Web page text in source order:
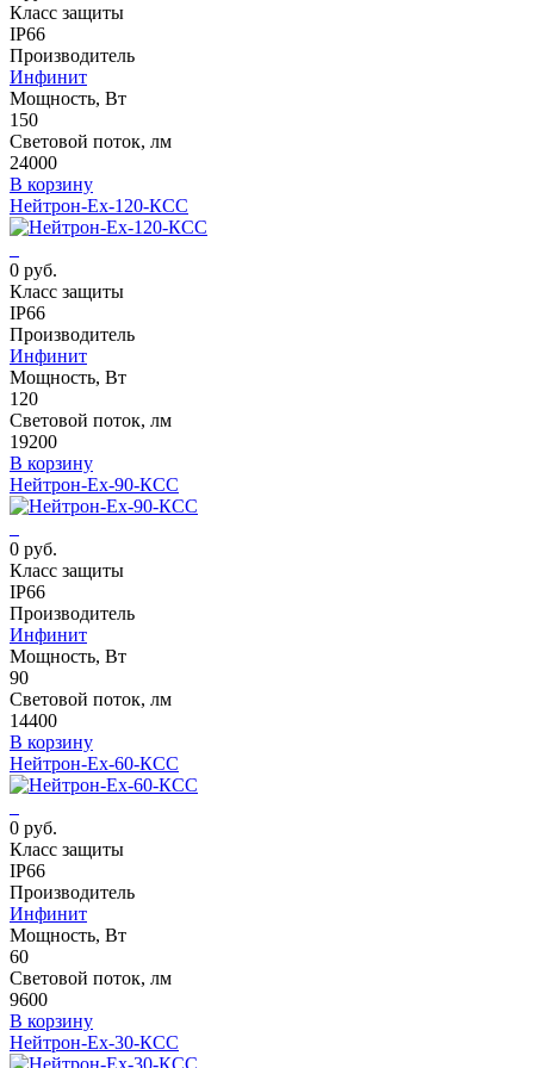
Класс защиты
IP66
Производитель
Инфинит
Мощность, Вт
150
Световой поток, лм
24000
В корзину
Нейтрон-Ех-120-КСС
0 руб.
Класс защиты
IP66
Производитель
Инфинит
Мощность, Вт
120
Световой поток, лм
19200
В корзину
Нейтрон-Ех-90-КСС
0 руб.
Класс защиты
IP66
Производитель
Инфинит
Мощность, Вт
90
Световой поток, лм
14400
В корзину
Нейтрон-Ех-60-КСС
0 руб.
Класс защиты
IP66
Производитель
Инфинит
Мощность, Вт
60
Световой поток, лм
9600
В корзину
Нейтрон-Ех-30-КСС